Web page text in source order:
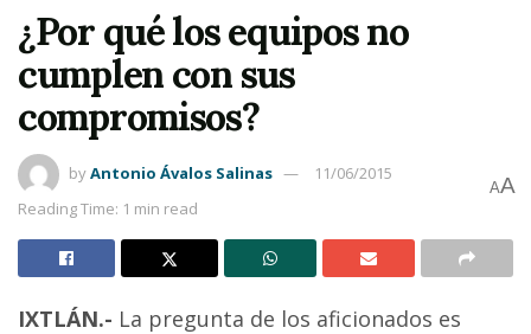
¿Por qué los equipos no
cumplen con sus
compromisos?
byAntonio Ávalos Salinas
11/06/2015
Reading Time: 1 min read
AA
IXTLÁN.- La pregunta de los aficionados es